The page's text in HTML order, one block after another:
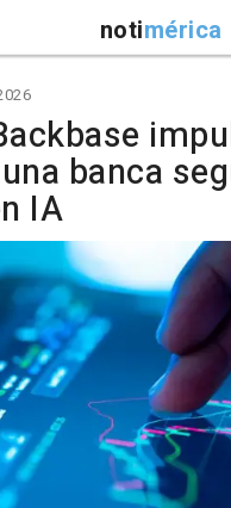
notimérica
banca
IA